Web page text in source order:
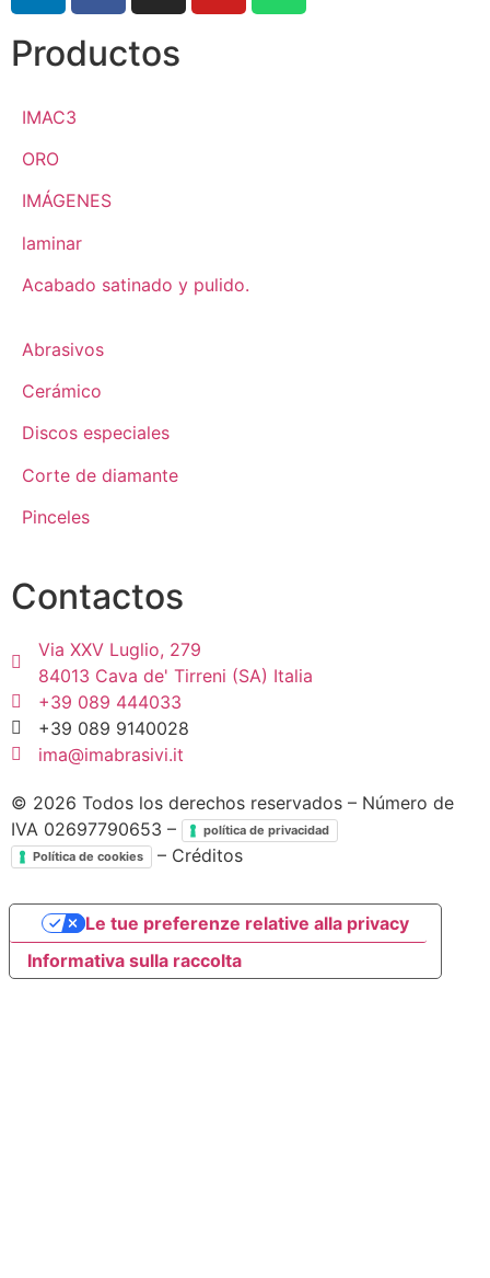
Productos
IMAC3
ORO
IMÁGENES
laminar
Acabado satinado y pulido.
Abrasivos
Cerámico
Discos especiales
Corte de diamante
Pinceles
Contactos
Via XXV Luglio, 279
84013 Cava de' Tirreni (SA) Italia
+39 089 444033
+39 089 9140028
ima@imabrasivi.it
© 2026 Todos los derechos reservados – Número de
IVA 02697790653 –
política de privacidad
Política de cookies
– Créditos
Informativa sulla raccolta
Le tue preferenze relative alla privacy